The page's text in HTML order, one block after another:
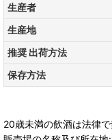
生産者
生産地
推奨 出荷方法
保存方法
20歳未満の飲酒は法律で